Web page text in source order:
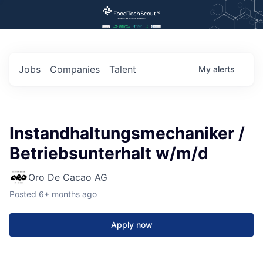
Jobs Companies Talent My alerts
Instandhaltungsmechaniker /
Betriebsunterhalt w/m/d
Oro De Cacao AG
Posted 6+ months ago
Apply now